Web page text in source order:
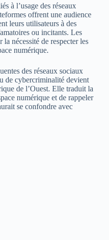
à l’usage des réseaux
offrent une audience
leurs utilisateurs à des
ou incitants. Les
nécessité de respecter les
numérique.
des réseaux sociaux
de cybercriminalité devient
de l’Ouest. Elle traduit la
numérique et de rappeler
se confondre avec